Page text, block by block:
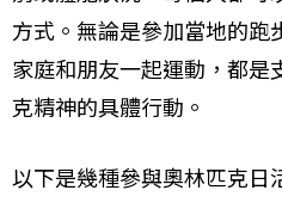
方式。無論是參加當地的跑
家庭和朋友一起運動，都是
克精神的具體行動。
以下是幾種參與奧林匹克日